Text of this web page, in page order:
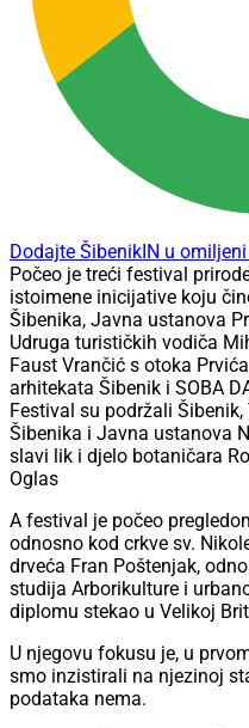
Dodajte ŠibenikIN u
Počeo je treći festival
istoimene inicijative koju
Šibenika, Javna ustanova
Udruga turističkih vodiča
Faust Vrančić s otoka
arhitekata Šibenik i SOBA
Festival su podržali
Šibenika i Javna ustanova
slavi lik i djelo botaničara
Oglas
A festival je počeo
odnosno kod crkve sv.
drveća Fran Poštenjak,
studija Arborikulture i
diplomu stekao u Velikoj
U njegovu fokusu je, u
smo inzistirali na njezinoj
podataka nema.